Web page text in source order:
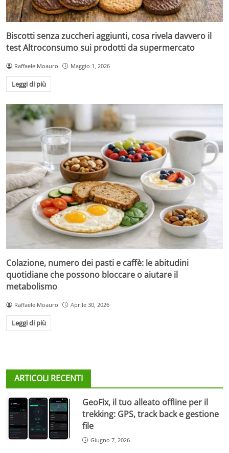
Biscotti senza zuccheri aggiunti, cosa rivela davvero il
test Altroconsumo sui prodotti da supermercato
Raffaele Moauro Maggio 1, 2026
Leggi di più
Colazione, numero dei pasti e caffè: le abitudini
quotidiane che possono bloccare o aiutare il
metabolismo
Raffaele Moauro Aprile 30, 2026
Leggi di più
ARTICOLI RECENTI
GeoFix, il tuo alleato offline per il
trekking: GPS, track back e gestione
file
Giugno 7, 2026